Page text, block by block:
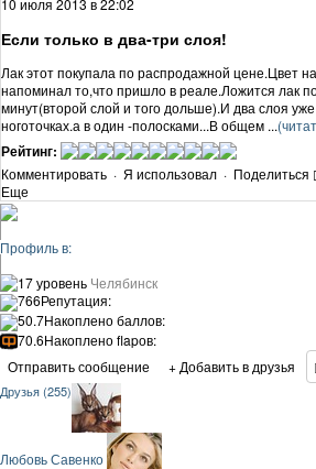
10 июля 2013 в 22:02
Если только в два-три слоя!
Лак этот покупала по распродажной цене.Цвет
напоминал то,что пришло в реале.Ложится лак
минут(второй слой и того дольше).И два слоя
ноготочках.а в один -полосками...В общем ...
Рейтинг:
Комментировать · Я использовал · Поделиться
Еще
Профиль в:
17 уровень Челябинск
766Репутация:
50.7Накоплено баллов:
70.6Накоплено flapов:
Отправить сообщение
+ Добавить в друзья
Друзья (255)
Любовь Савенко